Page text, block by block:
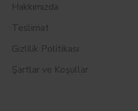
Hakkımızda
Teslimat
Gizlilik Politikası
Şartlar ve Koşullar